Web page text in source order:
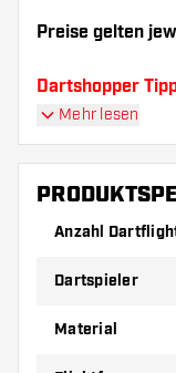
Preise gelten
Dartshopper
Sorgen Sie
abnutzen oder
Material oder
um
Mehr lesen
Anzahl
Dartspieler
Material